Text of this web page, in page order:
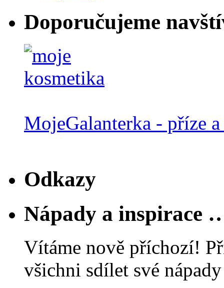
Doporučujeme
MojeGalanterka - příze
Odkazy
Nápady a inspirace
Vítáme nově příchozí!
všichni sdílet své